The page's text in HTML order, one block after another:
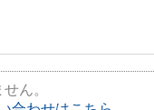
ん。